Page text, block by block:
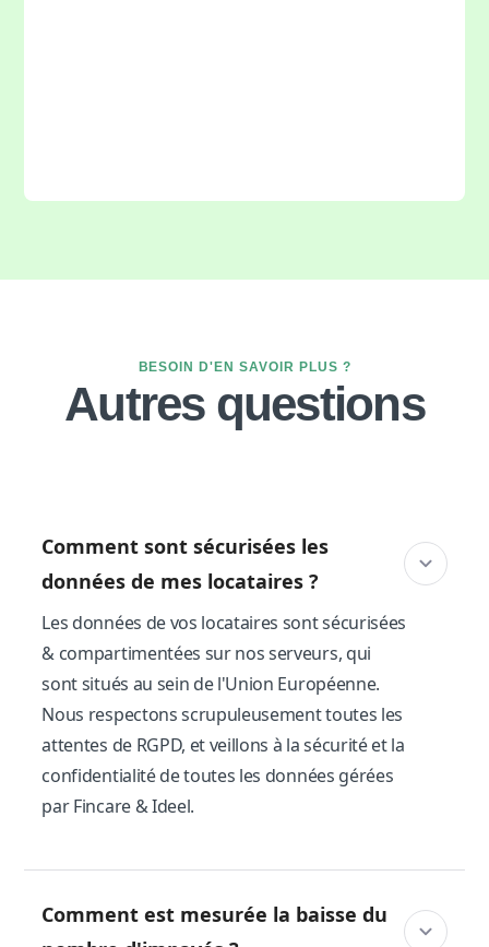
BESOIN D'EN SAVOIR PLUS ?
Autres questions
Comment sont sécurisées les
données de mes locataires ?
Les données de vos locataires sont sécurisées
& compartimentées sur nos serveurs, qui
sont situés au sein de l'Union Européenne.
Nous respectons scrupuleusement toutes les
attentes de RGPD, et veillons à la sécurité et la
confidentialité de toutes les données gérées
par Fincare & Ideel.
Comment est mesurée la baisse du